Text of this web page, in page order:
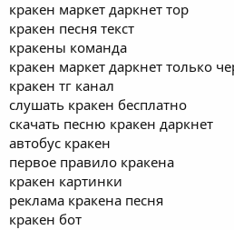
кракен маркет даркнет тор
кракен песня текст
кракены команда
кракен маркет даркнет только
кракен тг канал
слушать кракен бесплатно
скачать песню кракен даркнет
автобус кракен
первое правило кракена
кракен картинки
реклама кракена песня
кракен бот